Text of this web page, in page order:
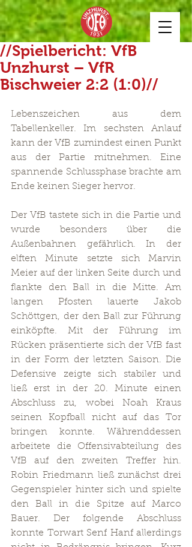
//Spielbericht: VfB
Unzhurst – VfR
Bischweier 2:2 (1:0)//
Lebenszeichen aus dem
Tabellenkeller. Im sechsten Anlauf
kann der VfB zumindest einen Punkt
aus der Partie mitnehmen. Eine
spannende Schlussphase brachte am
Ende keinen Sieger hervor.
Der VfB tastete sich in die Partie und
wurde besonders über die
Außenbahnen gefährlich. In der
elften Minute setzte sich Marvin
Meier auf der linken Seite durch und
flankte den Ball in die Mitte. Am
langen Pfosten lauerte Jakob
Schöttgen, der den Ball zur Führung
einköpfte. Mit der Führung im
Rücken präsentierte sich der VfB fast
in der Form der letzten Saison. Die
Defensive zeigte sich stabiler und
ließ erst in der 20. Minute einen
Abschluss zu, wobei Noah Kraus
seinen Kopfball nicht auf das Tor
bringen konnte. Währenddessen
arbeitete die Offensivabteilung des
VfB auf den zweiten Treffer hin.
Robin Friedmann ließ zunächst drei
Gegenspieler hinter sich und spielte
den Ball in die Spitze auf Marco
Bauer. Der folgende Abschluss
konnte Torwart Senf Hanf allerdings